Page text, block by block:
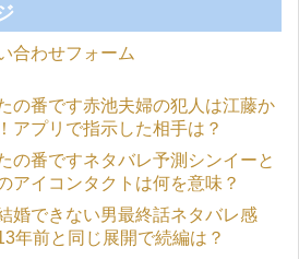
合わせフォーム
の番です赤池夫婦の犯人は江藤か
アプリで指示した相手は？
の番ですネタバレ予測シンイーと
アイコンタクトは何を意味？
婚できない男最終話ネタバレ感
年前と同じ展開で続編は？